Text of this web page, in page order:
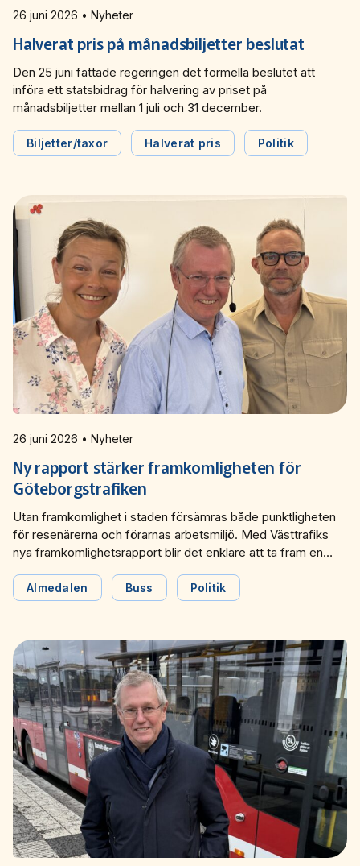
26 juni 2026 • Nyheter
Halverat pris på månadsbiljetter beslutat
Den 25 juni fattade regeringen det formella beslutet att
införa ett statsbidrag för halvering av priset på
månadsbiljetter mellan 1 juli och 31 december.
Biljetter/taxor Halverat pris Politik
26 juni 2026 • Nyheter
Ny rapport stärker framkomligheten för
Göteborgstrafiken
Utan framkomlighet i staden försämras både punktligheten
för resenärerna och förarnas arbetsmiljö. Med Västtrafiks
nya framkomlighetsrapport blir det enklare att ta fram en
lösa effektivare. De berättade Västtrafik om under ett
seminarium under Almedalsveckan.
Almedalen Buss Politik